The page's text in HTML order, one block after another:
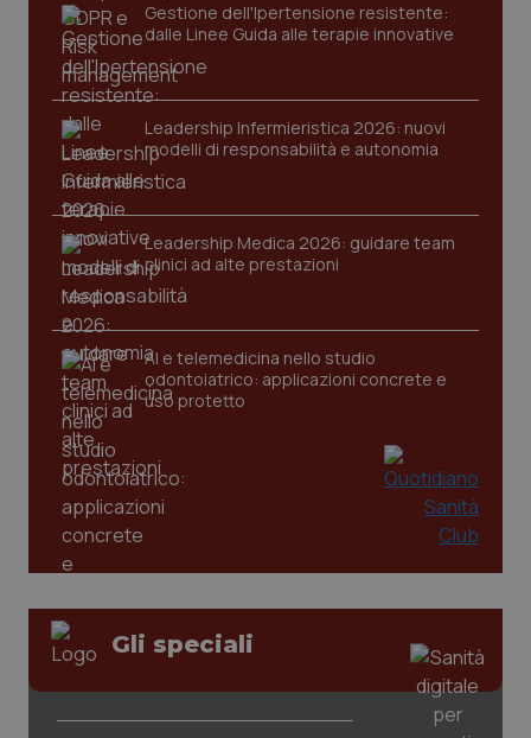
Gestione dell'Ipertensione resistente:
dalle Linee Guida alle terapie innovative
Leadership Infermieristica 2026: nuovi
modelli di responsabilità e autonomia
Leadership Medica 2026: guidare team
clinici ad alte prestazioni
AI e telemedicina nello studio
odontoiatrico: applicazioni concrete e
uso protetto
Gli speciali
CookieScriptConsent
CookieScript
www.quotidianosanita.it
tracking-enable
tracking-sites-ironfish-
session-id
www.quotidianosanita.it